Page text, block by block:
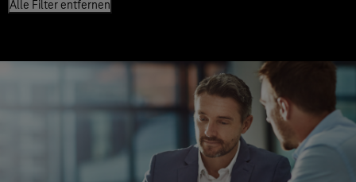
Alle Filter entfernen